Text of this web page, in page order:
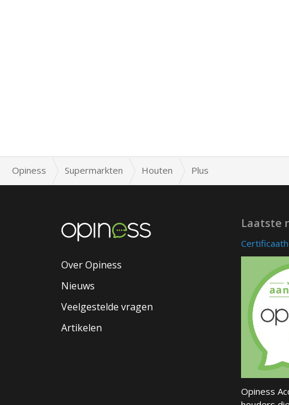
Opiness Supermarkten Houten Plus
Over Opiness
Nieuws
Veelgestelde vragen
Artikelen
Laatste
Opiness